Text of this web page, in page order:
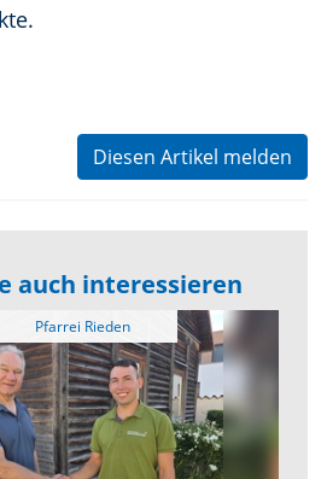
Diesen Artikel melden
auch interessieren